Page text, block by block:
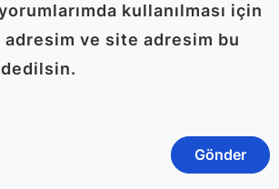
kullanılması için
adresim ve site adresim bu